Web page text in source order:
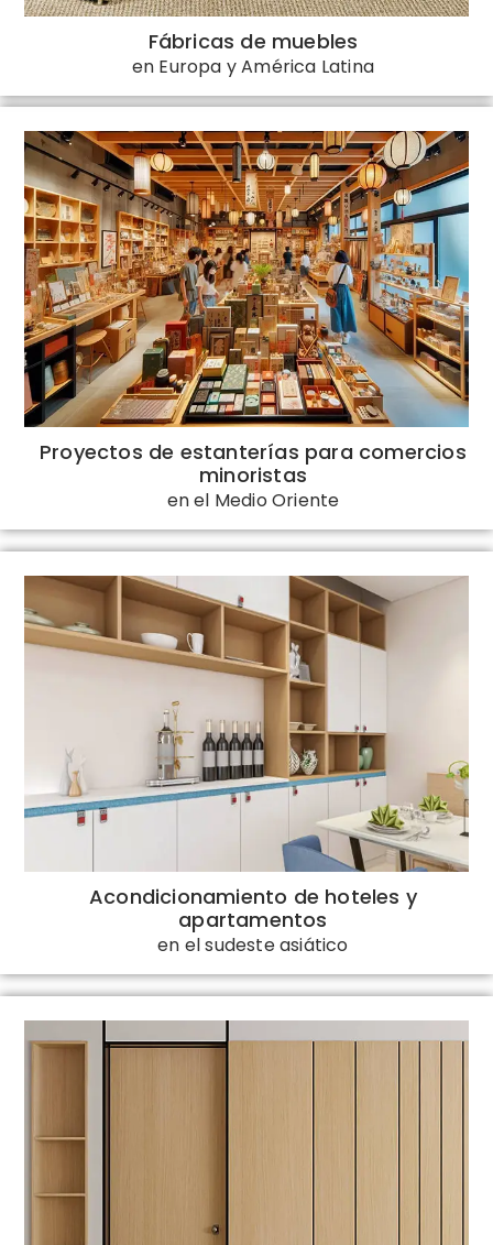
Fábricas de muebles
en Europa y América Latina
Proyectos de estanterías para comercios
minoristas
en el Medio Oriente
Acondicionamiento de hoteles y
apartamentos
en el sudeste asiático